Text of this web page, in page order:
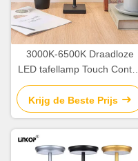
3000K-6500K Draadloze
LED tafellamp Touch Control
Draagbare oogbescherming
Krijg de Beste Prijs